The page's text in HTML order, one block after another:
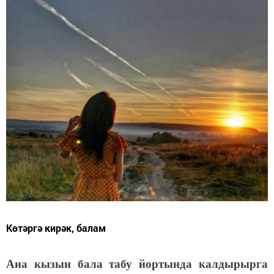
Көтәргә кирәк, балам
Ана кызын бала табу йортында калдырырга